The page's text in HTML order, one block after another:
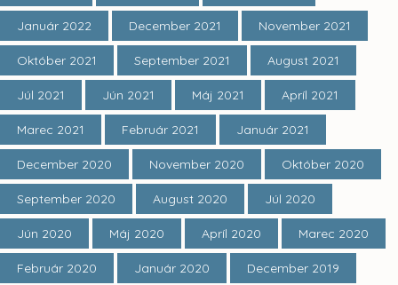
Január 2022 December 2021 November 2021
Október 2021 September 2021 August 2021
Júl 2021 Jún 2021 Máj 2021 Apríl 2021
Marec 2021 Február 2021 Január 2021
December 2020 November 2020 Október 2020
September 2020 August 2020 Júl 2020
Jún 2020 Máj 2020 Apríl 2020 Marec 2020
Február 2020 Január 2020 December 2019